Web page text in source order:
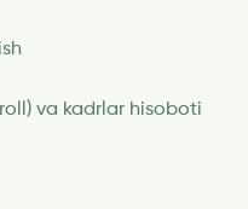
va kadrlar hisoboti